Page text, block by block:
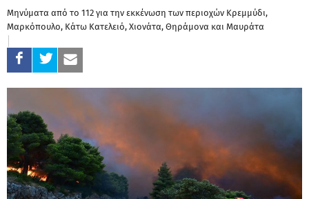
Μηνύματα από το 112 για την εκκένωση των περιοχών Κρεμμύδι,
Μαρκόπουλο, Κάτω Κατελειό, Χιονάτα, Θηράμονα και Μαυράτα